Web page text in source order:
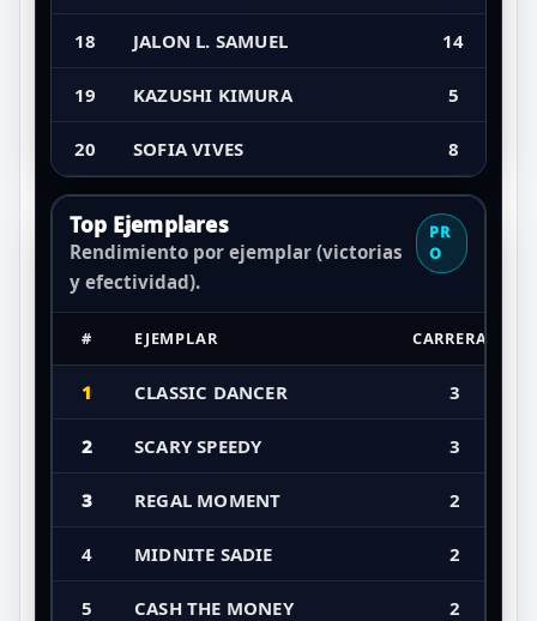
18 JALON L. SAMUEL 14
19 KAZUSHI KIMURA 5
20 SOFIA VIVES 8
Top Ejemplares
Rendimiento por ejemplar (victorias
y efectividad).
PR
O
# EJEMPLAR CARRERAS
1 CLASSIC DANCER 3
2 SCARY SPEEDY 3
3 REGAL MOMENT 2
4 MIDNITE SADIE 2
5 CASH THE MONEY 2